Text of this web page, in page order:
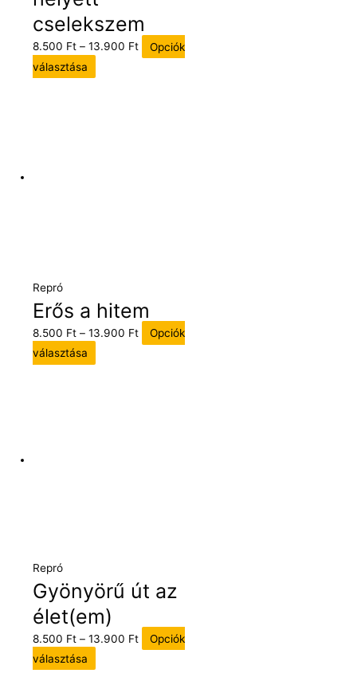
cselekszem
8.500 Ft –13.900 Ft
Opciók
választása
Repró
Erős a hitem
8.500 Ft –13.900 Ft
Opciók
választása
Repró
Gyönyörű út az
élet(em)
8.500 Ft –13.900 Ft
Opciók
választása